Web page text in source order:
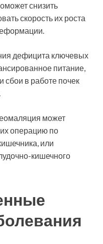
снизить
скорость их роста
дефицита ключевых
питание,
в работе почек
может
операцию по
или
кишечного